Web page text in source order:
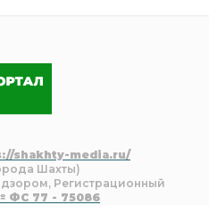
shakhty-media.ru/
Шахты)
Регистрационный
ФС 77 - 75086